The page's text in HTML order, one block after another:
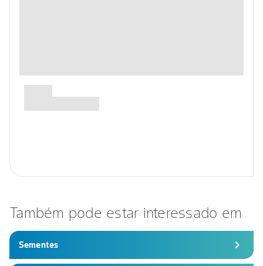
Também pode estar interessado em
Sementes chevron_right